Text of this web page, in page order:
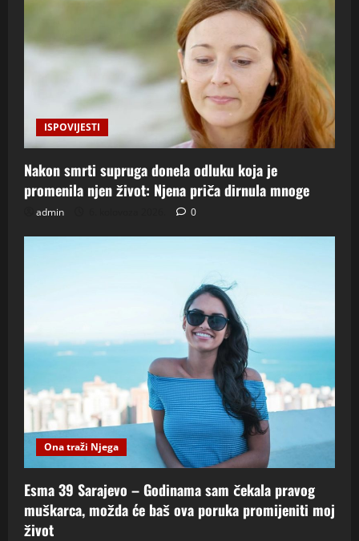
ISPOVIJESTI
Nakon smrti supruga donela odluku koja je
promenila njen život: Njena priča dirnula mnoge
admin 0
Ona traži Njega
Esma 39 Sarajevo – Godinama sam čekala pravog
muškarca, možda će baš ova poruka promijeniti moj
život